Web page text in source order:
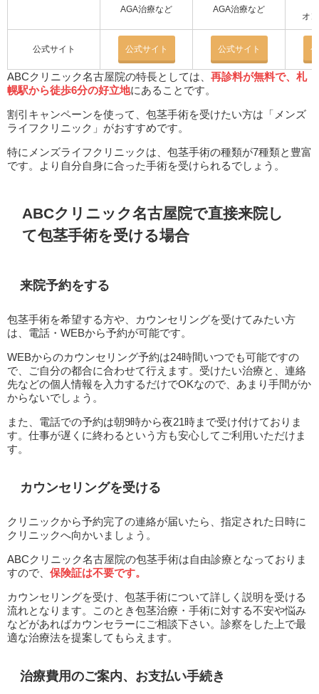
AGA治療など AGA治療など
オ
公式サイト 公式サイト 公式サイト
ABCクリニック名古屋院の特長としては、 再診料が無料で、札
幌駅から徒歩6分の好立地にあることです。
割引キャンペーンを使って、包茎手術を受けたい方は「メンズ
ライフクリニック」がおすすめです。
特にメンズライフクリニックは、包茎手術の種類が7種類と豊富
です。より自分自身に合った手術を受けられるでしょう。
ABCクリニック名古屋院で直接来院し
て包茎手術を受ける場合
来院予約をする
包茎手術を希望する方や、カウンセリングを受けてみたい方
は、電話・WEBから予約が可能です。
WEBからのカウンセリング予約は24時間いつでも可能ですの
で、ご自分の都合に合わせて行えます。受けたい治療と、連絡
先などの個人情報を入力するだけでOKなので、あまり手間がか
からないでしょう。
また、電話での予約は朝9時から夜21時まで受け付けておりま
す。仕事が遅くに終わるという方も安心してご利用いただけま
す。
カウンセリングを受ける
クリニックから予約完了の連絡が届いたら、指定された日時に
クリニックへ向かいましょう。
ABCクリニック名古屋院の包茎手術は自由診療となっておりま
すので、 保険証は不要です。
カウンセリングを受け、包茎手術について詳しく説明を受ける
流れとなります。このとき包茎治療・手術に対する不安や悩み
などがあればカウンセラーにご相談下さい。診察をした上で最
適な治療法を提案してもらえます。
治療費用のご案内、お支払い手続き